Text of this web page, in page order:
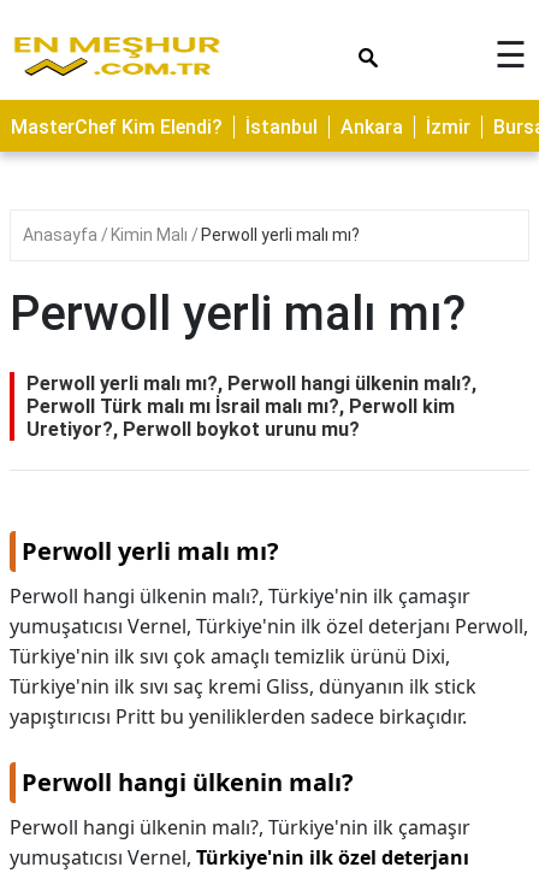
ASTROLOJİ
SAĞLIK
YERLER
NEDİR
İLETİŞİM
☰
MasterChef Kim Elendi? İstanbul Ankara İzmir
Anasayfa Kimin Malı Perwoll yerli malı mı?
Perwoll yerli malı mı?
Perwoll yerli malı mı?, Perwoll hangi ülkenin malı?,
Perwoll Türk malı mı İsrail malı mı?, Perwoll kim
Uretiyor?, Perwoll boykot urunu mu?
Perwoll yerli malı mı?
Perwoll hangi ülkenin malı?, Türkiye'nin ilk çamaşır
yumuşatıcısı Vernel, Türkiye'nin ilk özel deterjanı Perwoll,
Türkiye'nin ilk sıvı çok amaçlı temizlik ürünü Dixi,
Türkiye'nin ilk sıvı saç kremi Gliss, dünyanın ilk stick
yapıştırıcısı Pritt bu yeniliklerden sadece birkaçıdır.
Perwoll hangi ülkenin malı?
Perwoll hangi ülkenin malı?, Türkiye'nin ilk çamaşır
yumuşatıcısı Vernel, Türkiye'nin ilk özel deterjanı